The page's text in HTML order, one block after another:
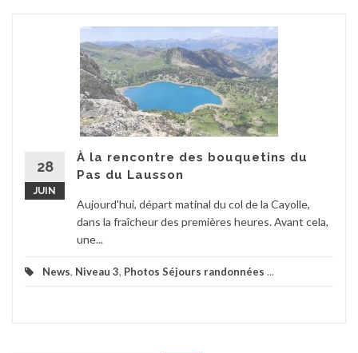
28
JUIN
À la rencontre des bouquetins du
Pas du Lausson
Aujourd'hui, départ matinal du col de la Cayolle,
dans la fraîcheur des premières heures. Avant cela,
une...
News, Niveau 3, Photos Séjours randonnées ...